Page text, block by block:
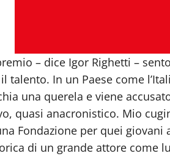
– dice Igor Righetti –
talento. In un Paese come
una querela e viene
quasi anacronistico. Mio
Fondazione per quei
di un grande attore come